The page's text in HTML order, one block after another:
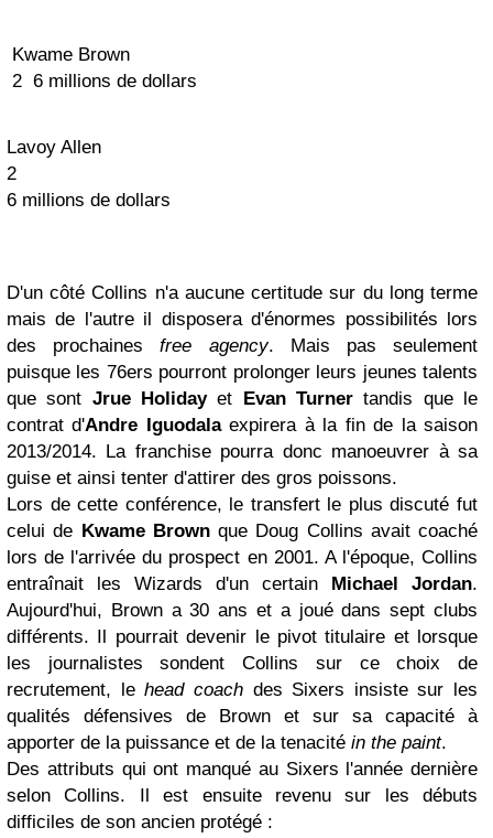
Kwame Brown
2 6 millions de dollars
Lavoy Allen
2
6 millions de dollars
D'un côté Collins n'a aucune certitude sur du long terme
mais de l'autre il disposera d'énormes possibilités lors
des prochainesfree agency. Mais pas seulement
puisque les 76ers pourront prolonger leurs jeunes talents
que sont Jrue Holidayet Evan Turnertandis que le
contrat d'Andre Iguodalaexpirera à la fin de la saison
2013/2014. La franchise pourra donc manoeuvrer à sa
guise et ainsi tenter d'attirer des gros poissons.
Lors de cette conférence, le transfert le plus discuté fut
celui de Kwame Brownque Doug Collins avait coaché
lors de l'arrivée du prospect en 2001. A l'époque, Collins
entraînait les Wizards d'un certain Michael Jordan.
Aujourd'hui, Brown a 30 ans et a joué dans sept clubs
différents. Il pourrait devenir le pivot titulaire et lorsque
les journalistes sondent Collins sur ce choix de
recrutement, lehead coachdes Sixers insiste sur les
qualités défensives de Brown et sur sa capacité à
apporter de la puissance et de la tenacité in the paint.
Des attributs qui ont manqué au Sixers l'année dernière
selon Collins. Il est ensuite revenu sur les débuts
difficiles de son ancien protégé :